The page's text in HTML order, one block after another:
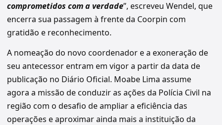
comprometidos com a verdade”, escreveu Wendel, que
encerra sua passagem à frente da Coorpin com
gratidão e reconhecimento.
A nomeação do novo coordenador e a exoneração de
seu antecessor entram em vigor a partir da data de
publicação no Diário Oficial. Moabe Lima assume
agora a missão de conduzir as ações da Polícia Civil na
região com o desafio de ampliar a eficiência das
operações e aproximar ainda mais a instituição da